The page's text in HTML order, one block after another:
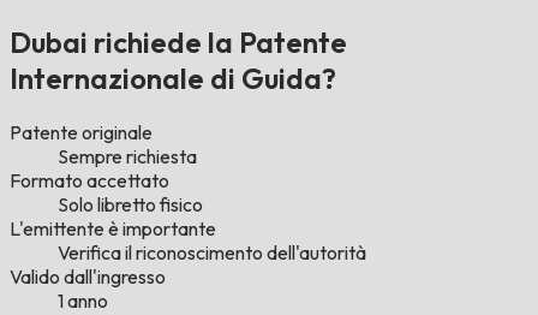
Dubai richiede la Patente
Internazionale di Guida?
Patente originale
Sempre richiesta
Formato accettato
Solo libretto fisico
L'emittente è importante
Verifica il riconoscimento dell'autorità
Valido dall'ingresso
1 anno